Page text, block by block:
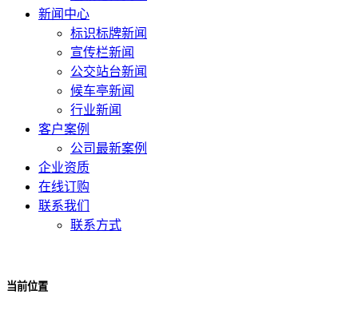
新闻中心
标识标牌新闻
宣传栏新闻
公交站台新闻
候车亭新闻
行业新闻
客户案例
公司最新案例
企业资质
在线订购
联系我们
联系方式
当前位置